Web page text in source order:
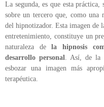
La segunda, es que esta
sobre un tercero que, como una
del hipnotizador. Esta imagen de
entretenimiento, constituye un
naturaleza dela hipnosis
desarrollo personal. Así, de la
esbozar una imagen más
terapéutica.